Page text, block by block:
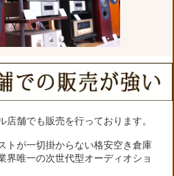
店舗でも販売を行っております。
トが一切掛からない格安空き倉庫
界唯一の次世代型オーディオショ